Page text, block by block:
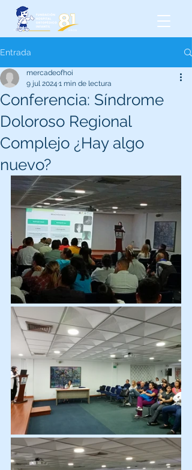
Entrada
Conferencia: Síndrome
Doloroso Regional
Complejo ¿Hay algo
nuevo?
mercadeofhoi
9 jul 2024 1 min de lectura